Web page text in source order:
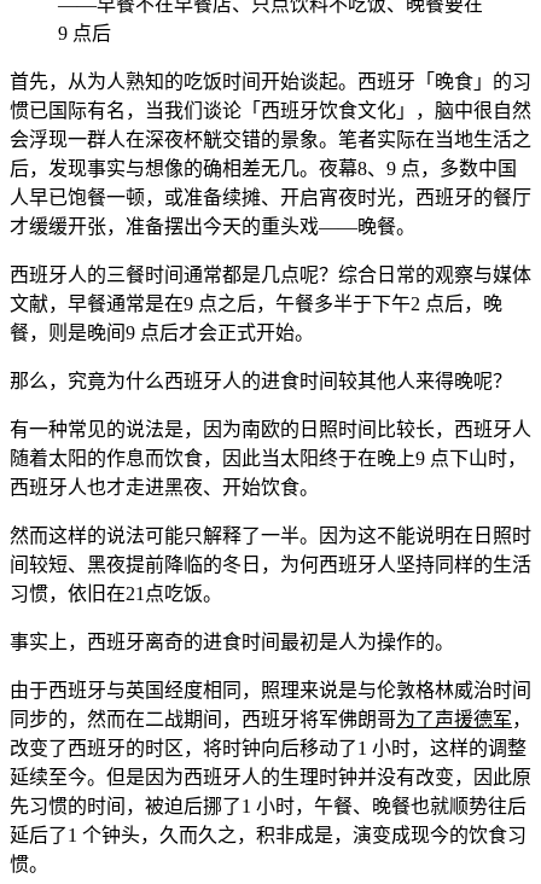
首先，从为人熟知的吃饭时间开始谈起。西班牙「晚食」的习
惯已国际有名，当我们谈论「西班牙饮食文化」，脑中很自然
会浮现一群人在深夜杯觥交错的景象。笔者实际在当地生活之
后，发现事实与想像的确相差无几。夜幕8、9 点，多数中国
人早已饱餐一顿，或准备续摊、开启宵夜时光，西班牙的餐厅
才缓缓开张，准备摆出今天的重头戏——晚餐。
西班牙人的三餐时间通常都是几点呢？综合日常的观察与媒体
文献，早餐通常是在9 点之后，午餐多半于下午2 点后，晚
餐，则是晚间9 点后才会正式开始。
那么，究竟为什么西班牙人的进食时间较其他人来得晚呢？
有一种常见的说法是，因为南欧的日照时间比较长，西班牙人
随着太阳的作息而饮食，因此当太阳终于在晚上9 点下山时，
西班牙人也才走进黑夜、开始饮食。
然而这样的说法可能只解释了一半。因为这不能说明在日照时
间较短、黑夜提前降临的冬日，为何西班牙人坚持同样的生活
习惯，依旧在21点吃饭。
事实上，西班牙离奇的进食时间最初是人为操作的。
由于西班牙与英国经度相同，照理来说是与伦敦格林威治时间
同步的，然而在二战期间，西班牙将军佛朗哥为了声援德军，
改变了西班牙的时区，将时钟向后移动了1 小时，这样的调整
延续至今。但是因为西班牙人的生理时钟并没有改变，因此原
先习惯的时间，被迫后挪了1 小时，午餐、晚餐也就顺势往后
延后了1 个钟头，久而久之，积非成是，演变成现今的饮食习
惯。